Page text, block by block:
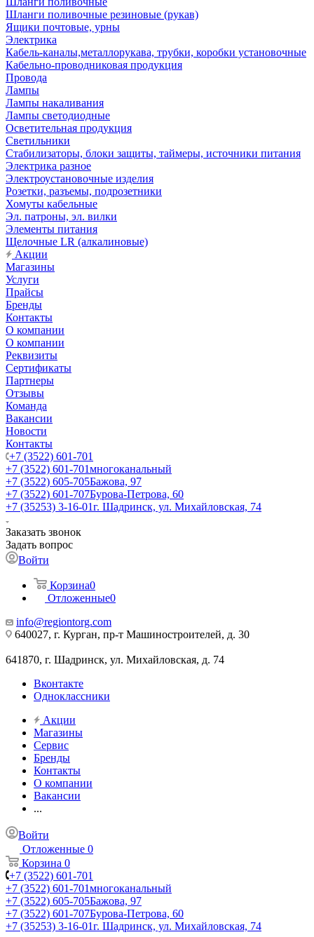
Шланги поливочные резиновые (рукав)
Ящики почтовые, урны
Электрика
Кабель-каналы,металлорукава, трубки, коробки установочные
Кабельно-проводниковая продукция
Провода
Лампы
Лампы накаливания
Лампы светодиодные
Осветительная продукция
Светильники
Стабилизаторы, блоки защиты, таймеры, источники питания
Электрика разное
Электроустановочные изделия
Розетки, разъемы, подрозетники
Хомуты кабельные
Эл. патроны, эл. вилки
Элементы питания
Щелочные LR (алкалиновые)
Акции
Магазины
Услуги
Прайсы
Бренды
Контакты
О компании
О компании
Реквизиты
Сертификаты
Партнеры
Отзывы
Команда
Вакансии
Новости
Контакты
+7 (3522) 601-701
+7 (3522) 601-701многоканальный
+7 (3522) 605-705Бажова, 97
+7 (3522) 601-707Бурова-Петрова, 60
+7 (35253) 3-16-01г. Шадринск, ул. Михайловская, 74
Заказать звонок
Задать вопрос
Войти
Корзина0
Отложенные0
info@regiontorg.com
640027, г. Курган, пр-т Машиностроителей, д. 30
641870, г. Шадринск, ул. Михайловская, д. 74
Вконтакте
Одноклассники
Акции
Магазины
Сервис
Бренды
Контакты
О компании
Вакансии
...
Войти
Отложенные 0
Корзина 0
+7 (3522) 601-701
+7 (3522) 601-701многоканальный
+7 (3522) 605-705Бажова, 97
+7 (3522) 601-707Бурова-Петрова, 60
+7 (35253) 3-16-01г. Шадринск, ул. Михайловская, 74